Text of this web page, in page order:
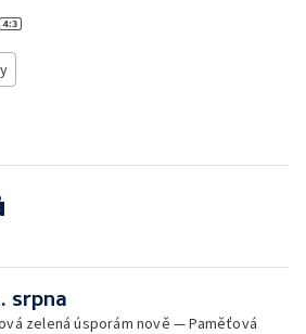
srpna
zelená úsporám nově — Paměťová